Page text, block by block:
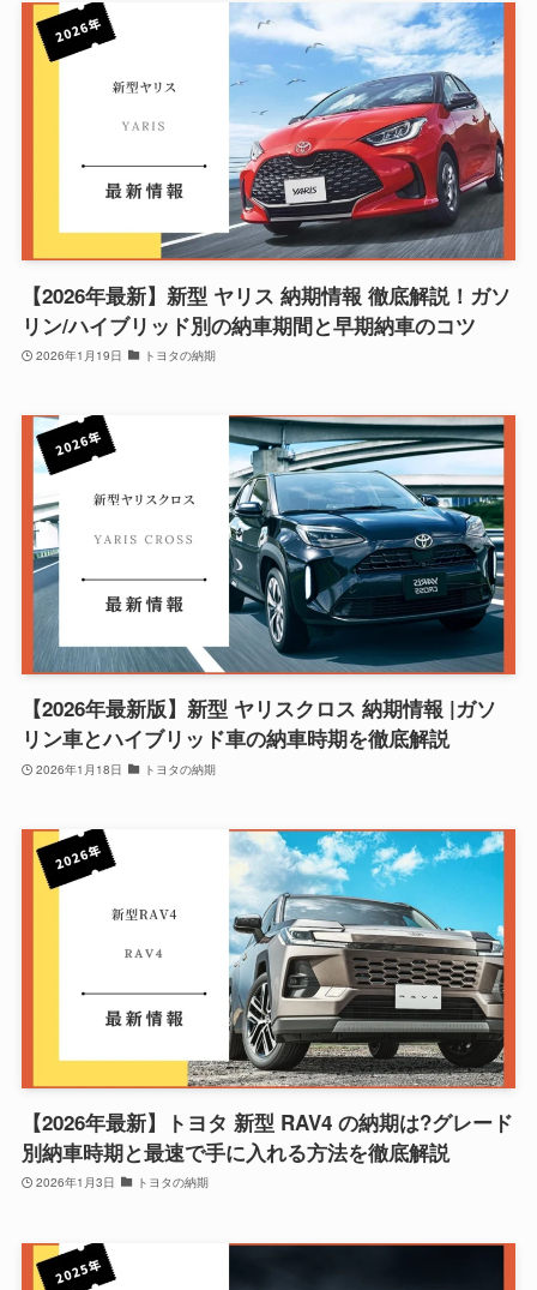
【2026年最新】新型 ヤリス 納期情報 徹底解説！ガソ
リン/ハイブリッド別の納車期間と早期納車のコツ
2026年1月19日 トヨタの納期
【2026年最新版】新型 ヤリスクロス 納期情報 |ガソ
リン車とハイブリッド車の納車時期を徹底解説
2026年1月18日 トヨタの納期
【2026年最新】トヨタ 新型 RAV4 の納期は?グレード
別納車時期と最速で手に入れる方法を徹底解説
2026年1月3日 トヨタの納期